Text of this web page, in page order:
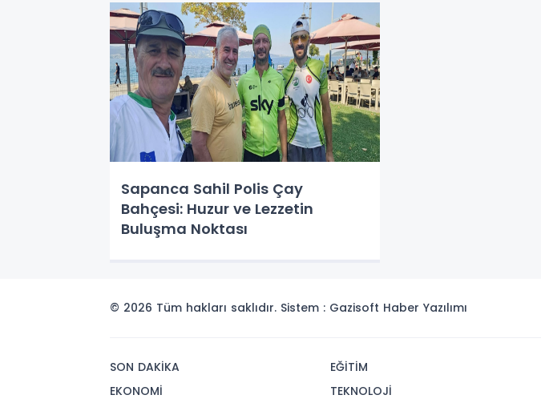
Sapanca Sahil Polis Çay
Bahçesi: Huzur ve Lezzetin
Buluşma Noktası
© 2026 Tüm hakları saklıdır. Sistem : Gazisoft Haber Yazılımı
SON DAKİKA
EKONOMİ
EĞİTİM
TEKNOLOJİ